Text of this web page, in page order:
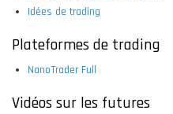
Idées de trading
Plateformes de trading
NanoTrader Full
Vidéos sur les futures